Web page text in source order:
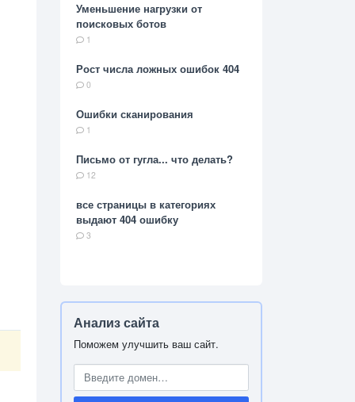
Уменьшение нагрузки от
поисковых ботов
1
Рост числа ложных ошибок 404
0
Ошибки сканирования
1
Письмо от гугла... что делать?
12
все страницы в категориях
выдают 404 ошибку
3
Анализ сайта
Поможем улучшить ваш сайт.